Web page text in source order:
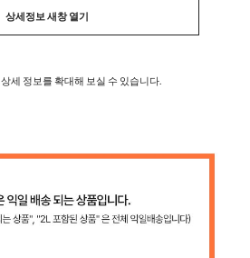
상세정보 새창 열기
상세 정보를 확대해 보실 수 있습니다.